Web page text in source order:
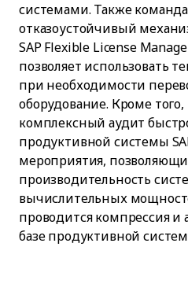
системами. Также команда
отказоустойчивый
SAP Flexible License
позволяет использовать
при необходимости
оборудование. Кроме
комплексный аудит
продуктивной системы
мероприятия,
производительность
вычислительных
проводится компрессия
базе продуктивной